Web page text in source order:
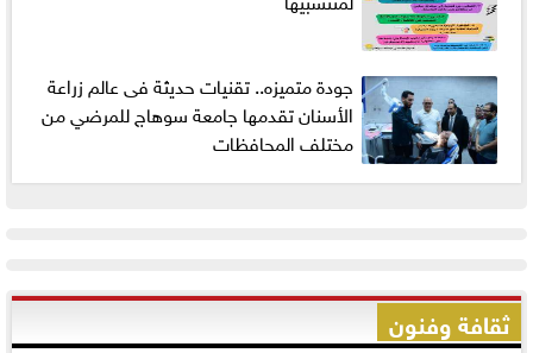
جودة متميزه.. تقنيات حديثة فى عالم زراعة
الأسنان تقدمها جامعة سوهاج للمرضي من
مختلف المحافظات
ثقافة وفنون